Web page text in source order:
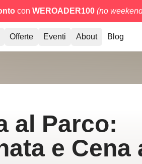
con WEROADER100 (no
Offerte Eventi About Blog
al Parco:
e Cena